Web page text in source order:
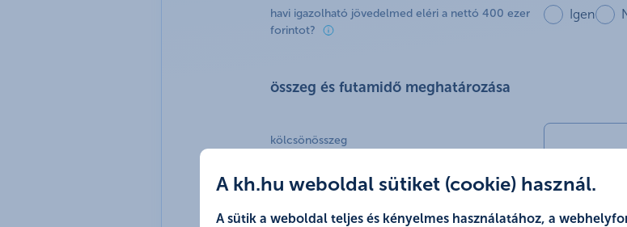
A kh.hu weboldal sütiket (cookie) használ.
A sütik a weboldal teljes és kényelmes használatához, a
havi igazolható jövedelmed eléri a nettó 400 ezer
forintot?
Igen
összeg és futamidő meghatározása
kölcsönösszeg